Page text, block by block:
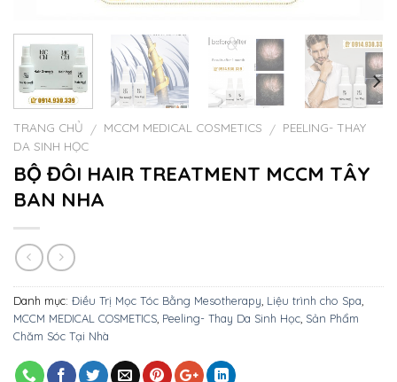
TRANG CHỦ / MCCM MEDICAL COSMETICS / PEELING- THAY
DA SINH HỌC
BỘ ĐÔI HAIR TREATMENT MCCM TÂY
BAN NHA
Danh mục: Điều Trị Mọc Tóc Bằng Mesotherapy Liệu trình cho Spa
MCCM MEDICAL COSMETICS Peeling- Thay Da Sinh Học Sản Phẩm
Chăm Sóc Tại Nhà